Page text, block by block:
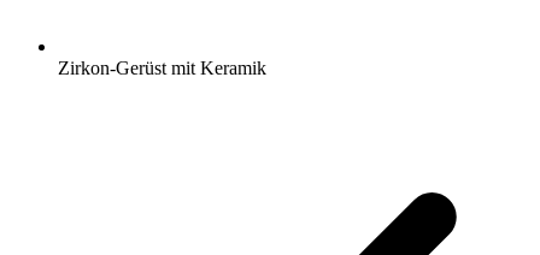
Zirkon-Gerüst mit Keramik